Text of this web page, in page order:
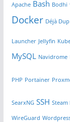
Apache Bash Bodhi
Docker Déjà Dup
Launcher Jellyfin
MySQL Navidrome
PHP Portainer
SearxNG SSH
WireGuard